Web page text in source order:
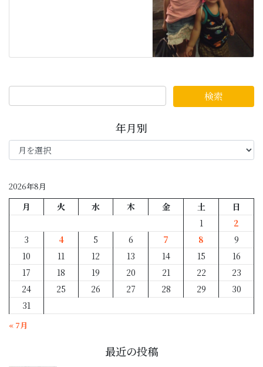
年月別
年
月
2026年8月
月 火 水 木 金 土
日
1
2
3
4 5 6 7 8
9
10
11 12 13 14 15
16
17
18 19 20 21 22
23
24
25 26 27 28 29
30
31
« 7月
最近の投稿